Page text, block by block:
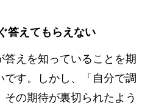
答えてもらえない
答えを知っていることを期
す。しかし、「自分で調
の期待が裏切られたよう